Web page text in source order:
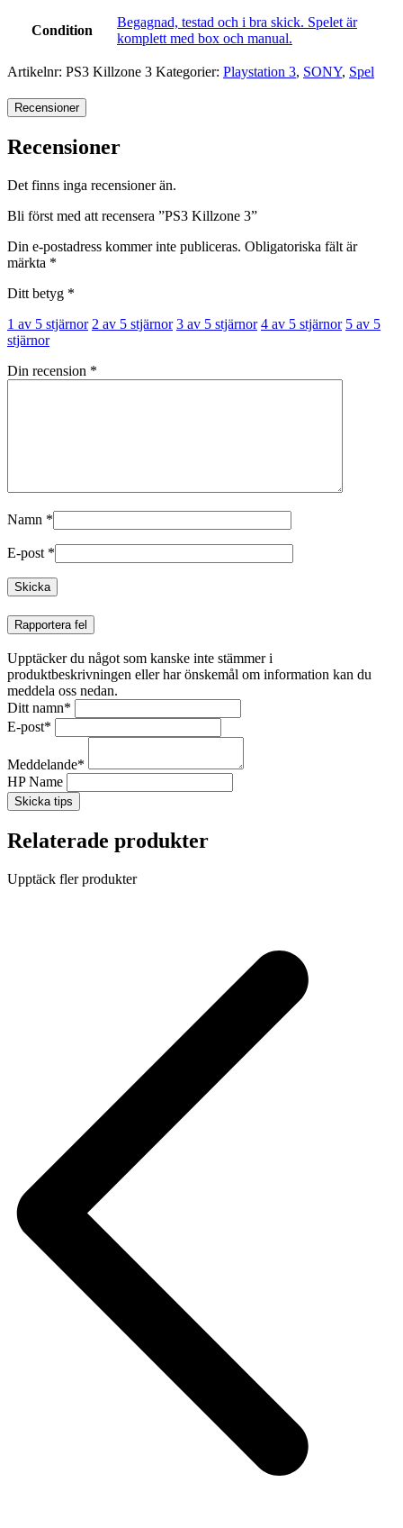
Condition
Begagnad, testad och i bra skick. Spelet är
komplett med box och manual.
Artikelnr: PS3 Killzone 3 Kategorier: Playstation 3, SONY, Spel
Recensioner
Recensioner
Det finns inga recensioner än.
Bli först med att recensera ”PS3 Killzone 3”
Din e-postadress kommer inte publiceras. Obligatoriska fält är
märkta *
Ditt betyg *
1 av 5 stjärnor 2 av 5 stjärnor 3 av 5 stjärnor 4 av 5 stjärnor 5 av 5
stjärnor
Din recension *
Namn *
E-post *
Rapportera fel
Upptäcker du något som kanske inte stämmer i
produktbeskrivningen eller har önskemål om information kan du
meddela oss nedan.
Ditt namn*
E-post*
Meddelande*
HP Name
Skicka tips
Relaterade produkter
Upptäck fler produkter